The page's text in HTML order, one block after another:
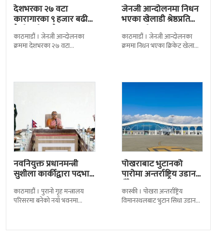
देशभरका २७ वटा
कारागारका ९ हजार बढी
कैदीबन्दी अझै फरार
काठमाडौं । जेनजी आन्दोलनका
क्रममा देशभरका २७ वटा
जेनजी आन्दोलनमा निधन
भएका खेलाडी श्रेष्ठप्रति
श्रद्धाञ्जली
काठमाडौं । जेनजी आन्दोलनका
क्रममा निधन भएका क्रिकेट खेलाडी
नवनियुक्त प्रधानमन्त्री
सुशीला कार्कीद्वारा पदभार
काठमाडौं । पुरानो गृह मन्त्रालय
परिसरमा बनेको नयाँ भवनमा
नवनियुक्त
पोखराबाट भुटानको
पारोमा अन्तर्राष्ट्रिय उडान
हुँदै
कास्की । पोखरा अन्तर्राष्ट्रिय
विमानस्थलबाट भुटान सिधा उडान
लागेको हो